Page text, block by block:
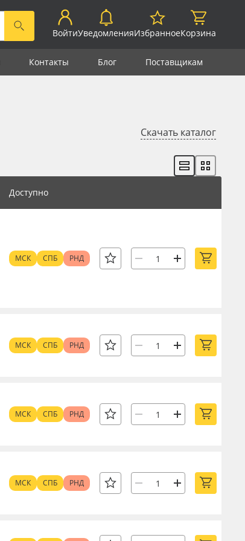
ВойтиУведомленияИзбранноеКорзина
Контакты Блог Поставщикам
Скачать каталог
Доступно
МСК СПБ РНД
МСК СПБ РНД
МСК СПБ РНД
МСК СПБ РНД